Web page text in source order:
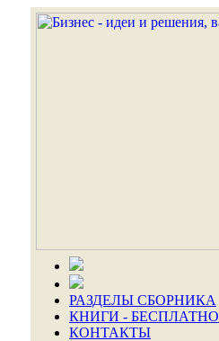
РАЗДЕЛЫ СБОРНИКА
КНИГИ - БЕСПЛАТНО
КОНТАКТЫ